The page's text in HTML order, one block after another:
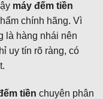
máy đếm tiền
chính hãng. Vì
là hàng nhái nên
uy tín rõ ràng, có
tiền chuyên phân